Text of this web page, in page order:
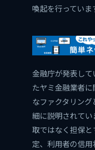
喚起を行っていま
金融庁が発表して
たヤミ金融業者
なファクタリン
細に説明されて
取ではなく担保
定、利用者の信